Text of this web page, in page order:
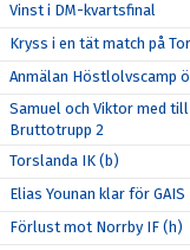
Vinst i DM-kvartsfinal
Kryss i en tät match på
Anmälan Höstlolvscamp
Samuel och Viktor med
Bruttotrupp 2
Torslanda IK (b)
Elias Younan klar för GAIS
Förlust mot Norrby IF (h)